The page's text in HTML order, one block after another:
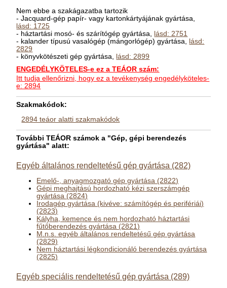
Nem ebbe a szakágazatba tartozik
- Jacquard-gép papír- vagy kartonkártyájának gyártása,
lásd: 1725
- háztartási mosó- és szárítógép gyártása, lásd: 2751
- kalander típusú vasalógép (mángorlógép) gyártása, lásd:
2829
- könyvkötészeti gép gyártása, lásd: 2899
ENGEDÉLYKÖTELES-e ez a TEÁOR szám:
Itt tudja ellenőrizni, hogy ez a tevékenység engedélyköteles-
e: 2894
Szakmakódok:
2894 teáor alatti szakmakódok
További TEÁOR számok a "Gép, gépi berendezés
gyártása" alatt:
Egyéb általános rendeltetésű gép gyártása (282)
Emelő-, anyagmozgató gép gyártása (2822)
Gépi meghajtású hordozható kézi szerszámgép
gyártása (2824)
Irodagép gyártása (kivéve: számítógép és perifériái)
(2823)
Kályha, kemence és nem hordozható háztartási
fűtőberendezés gyártása (2821)
M.n.s. egyéb általános rendeltetésű gép gyártása
(2829)
Nem háztartási légkondicionáló berendezés gyártása
(2825)
Egyéb speciális rendeltetésű gép gyártása (289)